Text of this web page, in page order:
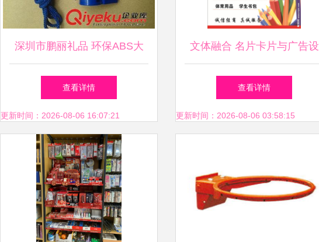
深圳市鹏丽礼品 环保ABS大
号塑料口哨的专业供应商
查看详情
更新时间：2026-08-06 16:07:21
文体融合 名片卡片与广告设
计的新潮流
查看详情
更新时间：2026-08-06 03:58:15